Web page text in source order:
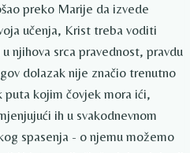
preko Marije da izvede
učenja, Krist treba voditi
njihova srca pravednost, pravdu
dolazak nije značio trenutno
puta kojim čovjek mora ići,
ih u svakodnevnom
spasenja - o njemu možemo